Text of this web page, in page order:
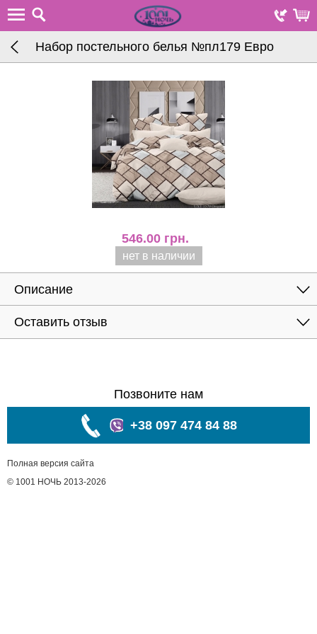
Набор постельного белья №пл179 Евро
546.00 грн.
нет в наличии
Описание
Оставить отзыв
Позвоните нам
+38 097 474 84 88
Полная версия сайта
© 1001 НОЧЬ 2013-2026